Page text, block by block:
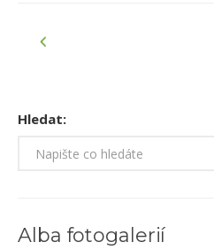
Hledat:
Alba fotogalerií